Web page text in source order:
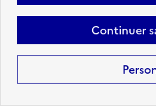
Continuer
50 79
Aller